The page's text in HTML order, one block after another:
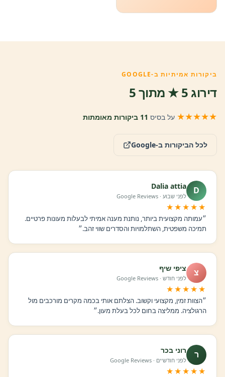
ביקורות אמיתיות ב-GOOGLE
דירוג 5 ★ מתוך 5
★★★★★ על בסיס 11 ביקורות מאומתות
לכל הביקורות ב-Google
D
Dalia attia
לפני שבוע · Google Reviews
★★★★★
״עמותה מקצועית ביותר, נותנת מענה אמיתי לבעלות מעונות פרטיים.
תמיכה משפטית, השתלמויות והסדרים שווי זהב.״
צ ציפי שיף
לפני חודש · Google Reviews
★★★★★
״הצוות זמין, מקצועי וקשוב. הצלתם אותי בכמה מקרים מורכבים מול
הרגולציה. ממליצה בחום לכל בעלת מעון.״
ר רוני בכר
לפני חודשיים · Google Reviews
★★★★★